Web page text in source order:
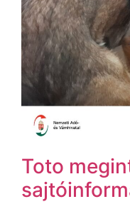
Toto